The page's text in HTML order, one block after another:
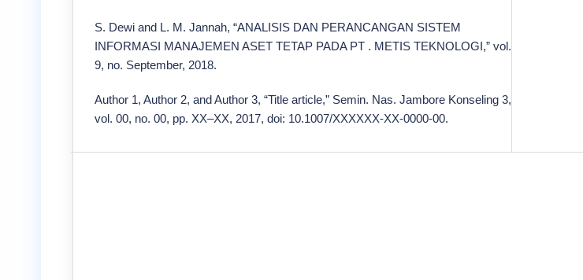
S. Dewi and L. M. Jannah, “ANALISIS DAN PERANCANGAN SISTEM
INFORMASI MANAJEMEN ASET TETAP PADA PT . METIS TEKNOLOGI,” vol.
9, no. September, 2018.
Author 1, Author 2, and Author 3, “Title article,” Semin. Nas. Jambore Konseling 3,
vol. 00, no. 00, pp. XX–XX, 2017, doi: 10.1007/XXXXXX-XX-0000-00.